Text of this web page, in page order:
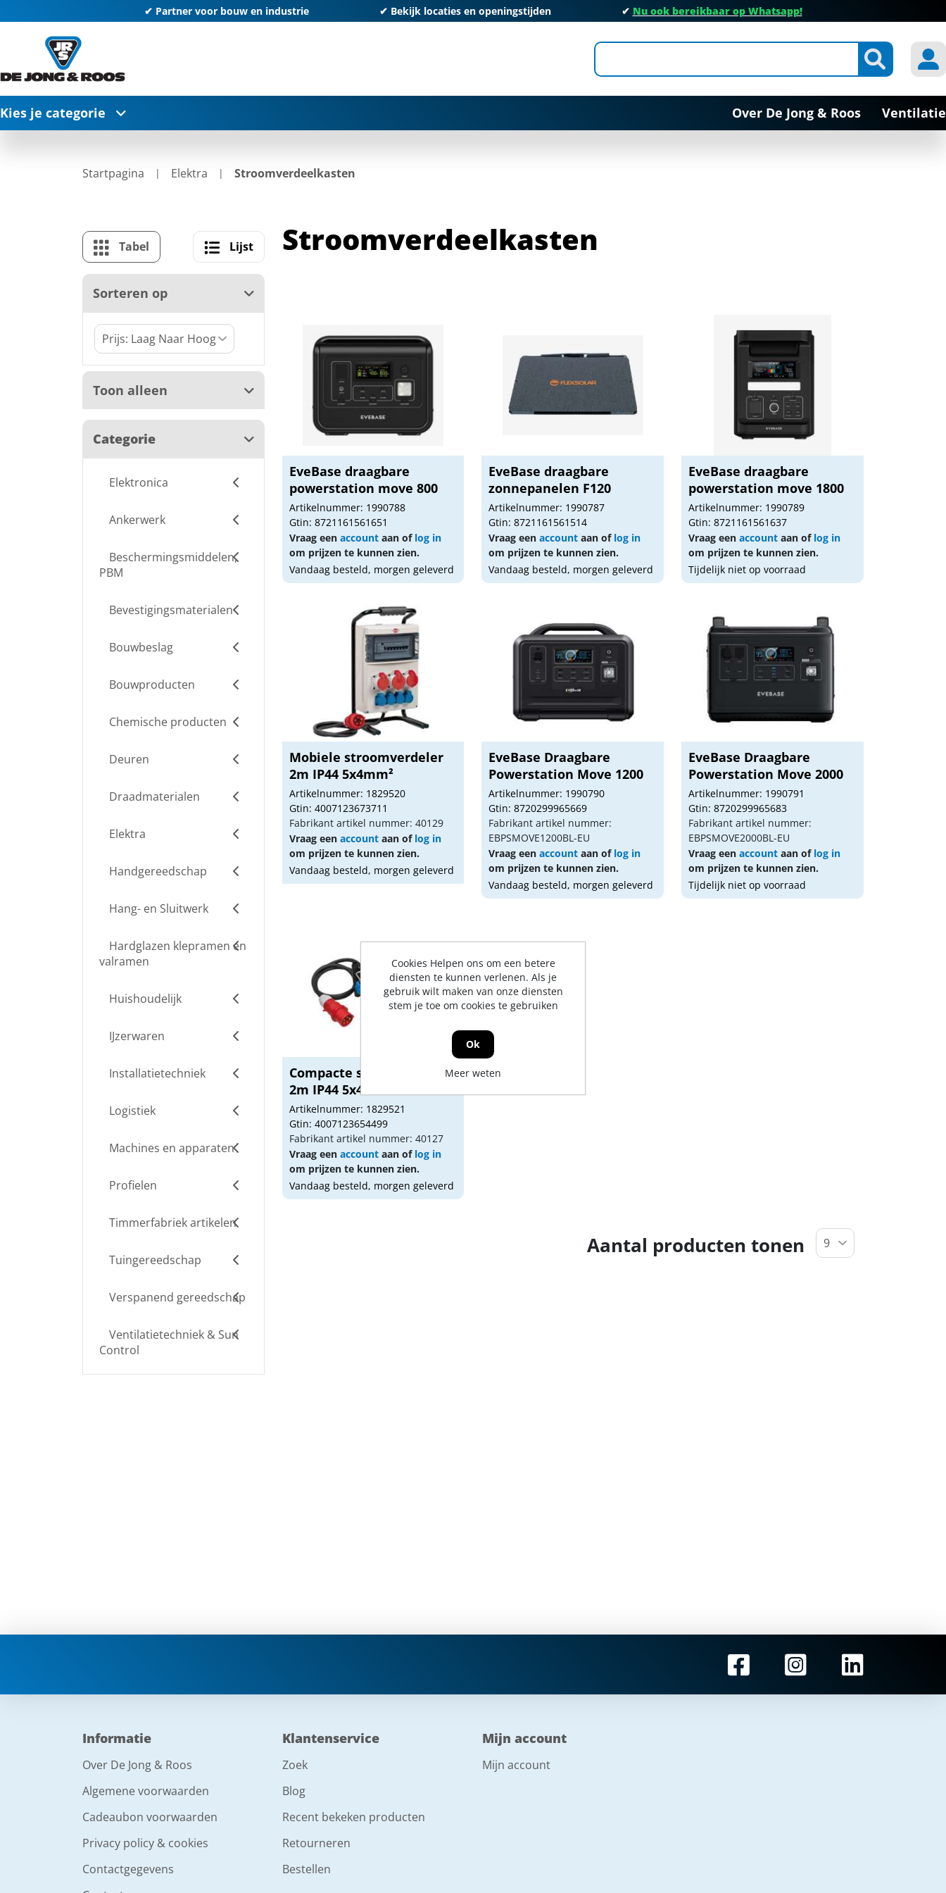
✔ Partner voor bouw en industrie ✔ Bekijk locaties en openingstijden ✔ Nu ook bereikbaar op Whatsapp!
Kies je categorie Over De Jong & Roos Ventilatie
Startpagina Elektra Stroomverdeelkasten
Tabel Lijst
Sorteren op
Toon alleen
Categorie
Elektronica
Ankerwerk
Beschermingsmiddelen,
PBM
Bevestigingsmaterialen
Bouwbeslag
Bouwproducten
Chemische producten
Deuren
Draadmaterialen
Elektra
Handgereedschap
Hang- en Sluitwerk
Hardglazen klepramen en
valramen
Huishoudelijk
IJzerwaren
Installatietechniek
Logistiek
Machines en apparaten
Profielen
Timmerfabriek artikelen
Tuingereedschap
Verspanend gereedschap
Ventilatietechniek & Sun
Control
Stroomverdeelkasten
EveBase draagbare
powerstation move 800
Artikelnummer: 1990788
Gtin: 8721161561651
Vraag een accountaan of log in
om prijzen te kunnen zien.
Vandaag besteld, morgen geleverd
EveBase draagbare
zonnepanelen F120
Artikelnummer: 1990787
Gtin: 8721161561514
Vraag eenaccount aan of log in
om prijzen te kunnen zien.
Vandaag besteld, morgen geleverd
EveBase draagbare
powerstation move 1800
Artikelnummer: 1990789
Gtin: 8721161561637
Vraag eenaccount aan of log in
om prijzen te kunnen zien.
Tijdelijk niet op voorraad
Mobiele stroomverdeler
2m IP44 5x4mm²
Artikelnummer: 1829520
Gtin: 4007123673711
Fabrikant artikel nummer: 40129
Vraag een accountaan of log in
om prijzen te kunnen zien.
Vandaag besteld, morgen geleverd
EveBase Draagbare
Powerstation Move 1200
Artikelnummer: 1990790
Gtin: 8720299965669
Fabrikant artikel nummer:
EBPSMOVE1200BL-EU
Vraag eenaccount aan of log in
om prijzen te kunnen zien.
Vandaag besteld, morgen geleverd
EveBase Draagbare
Powerstation Move 2000
Artikelnummer: 1990791
Gtin: 8720299965683
Fabrikant artikel nummer:
EBPSMOVE2000BL-EU
Vraag eenaccount aan of log in
om prijzen te kunnen zien.
Tijdelijk niet op voorraad
Compacte stroomverdeler
2m IP44 5x4mm²
Artikelnummer: 1829521
Gtin: 4007123654499
Fabrikant artikel nummer: 40127
Vraag een accountaan of log in
om prijzen te kunnen zien.
Vandaag besteld, morgen geleverd
Aantal producten tonen
Informatie
Over De Jong & Roos
Algemene voorwaarden
Cadeaubon voorwaarden
Privacy policy & cookies
Contactgegevens
Klantenservice
Zoek
Blog
Recent bekeken producten
Retourneren
Bestellen
Mijn account
Mijn account
Cookies Helpen ons om een betere
diensten te kunnen verlenen. Als je
gebruik wilt maken van onze diensten
stem je toe om cookies te gebruiken
Ok
Meer weten